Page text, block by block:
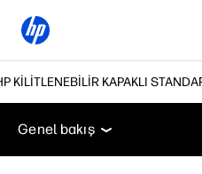
KILITLENEBILIR KAPAKLI
Genel bakış Teknik
Genel bakış